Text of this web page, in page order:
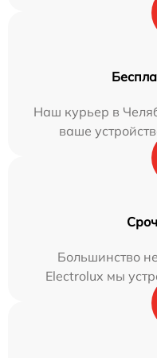
Наш курьер в
ваше
Большинство
Electrolux мы